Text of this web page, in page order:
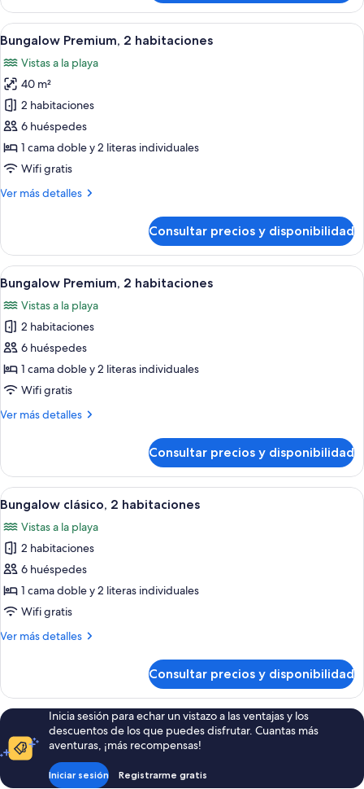
terraza
(Atlántico)
Abrir
todas
las
fotos
de
Bungalow
Premium,
2
habitaciones
Una sala de estar moderna con un
7
Bungalow Premium, 2 habitaciones
Vistas a la playa
40 m²
2 habitaciones
6 huéspedes
1 cama doble y 2 literas individuales
Wifi gratis
Ver más detalles
Más
Premium,
habitaciones
Consultar precios y disponibilidad
Abrir
todas
las
fotos
de
Bungalow
Premium,
habitaciones
Un patio exterior moderno con
9
Bungalow Premium, 2 habitaciones
Vistas a la playa
2 habitaciones
6 huéspedes
1 cama doble y 2 literas individuales
Wifi gratis
Ver más detalles
Más
Premium,
habitaciones
Consultar precios y disponibilidad
Abrir
todas
las
fotos
de
Bungalow
clásico,
habitaciones
Una cabaña de madera con un
7
Bungalow clásico, 2 habitaciones
Vistas a la playa
2 habitaciones
6 huéspedes
1 cama doble y 2 literas individuales
Wifi gratis
Ver más detalles
Más
clásico,
2
habitaciones
Consultar precios y disponibilidad
Inicia sesión para echar un vistazo a las ventajas y los
descuentos de los que puedes disfrutar. Cuantas más
aventuras, ¡más recompensas!
Iniciar sesión Registrarme gratis